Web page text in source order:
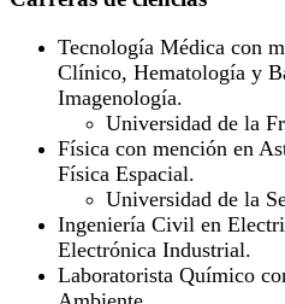
Tecnología Médica con
Clínico, Hematología y
Imagenología.
Universidad de la
Física con mención en
Física Espacial.
Universidad de la
Ingeniería Civil en
Electrónica Industrial.
Laboratorista Químico